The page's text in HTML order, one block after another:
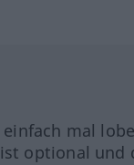
mal
ist optional und